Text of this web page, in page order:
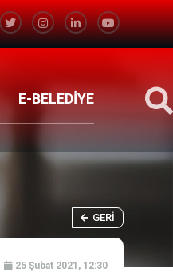
E-BELEDİYE
GERI
25 Şubat 2021, 12:30